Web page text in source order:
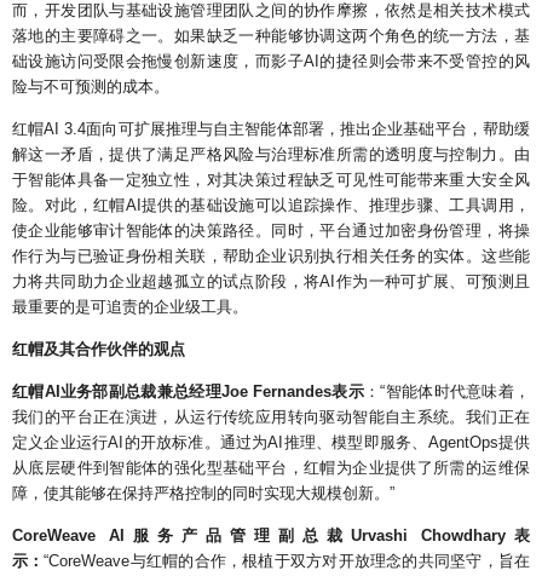
而，开发团队与基础设施管理团队之间的协作摩擦，依然是相关技术模式
落地的主要障碍之一。如果缺乏一种能够协调这两个角色的统一方法，基
础设施访问受限会拖慢创新速度，而影子AI的捷径则会带来不受管控的风
险与不可预测的成本。
红帽AI 3.4面向可扩展推理与自主智能体部署，推出企业基础平台，帮助缓
解这一矛盾，提供了满足严格风险与治理标准所需的透明度与控制力。由
于智能体具备一定独立性，对其决策过程缺乏可见性可能带来重大安全风
险。对此，红帽AI提供的基础设施可以追踪操作、推理步骤、工具调用，
使企业能够审计智能体的决策路径。同时，平台通过加密身份管理，将操
作行为与已验证身份相关联，帮助企业识别执行相关任务的实体。这些能
力将共同助力企业超越孤立的试点阶段，将AI作为一种可扩展、可预测且
最重要的是可追责的企业级工具。
红帽及其合作伙伴的观点
红帽AI业务部副总裁兼总经理Joe Fernandes表示 ：“智能体时代意味着，
我们的平台正在演进，从运行传统应用转向驱动智能自主系统。我们正在
定义企业运行AI的开放标准。通过为AI推理、模型即服务、AgentOps提供
从底层硬件到智能体的强化型基础平台，红帽为企业提供了所需的运维保
障，使其能够在保持严格控制的同时实现大规模创新。”
CoreWeave AI服务产品管理副总裁Urvashi Chowdhary表
示：“CoreWeave与红帽的合作，根植于双方对开放理念的共同坚守，旨在